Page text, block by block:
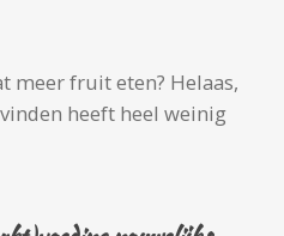
meer fruit eten? Helaas,
heeft heel weinig